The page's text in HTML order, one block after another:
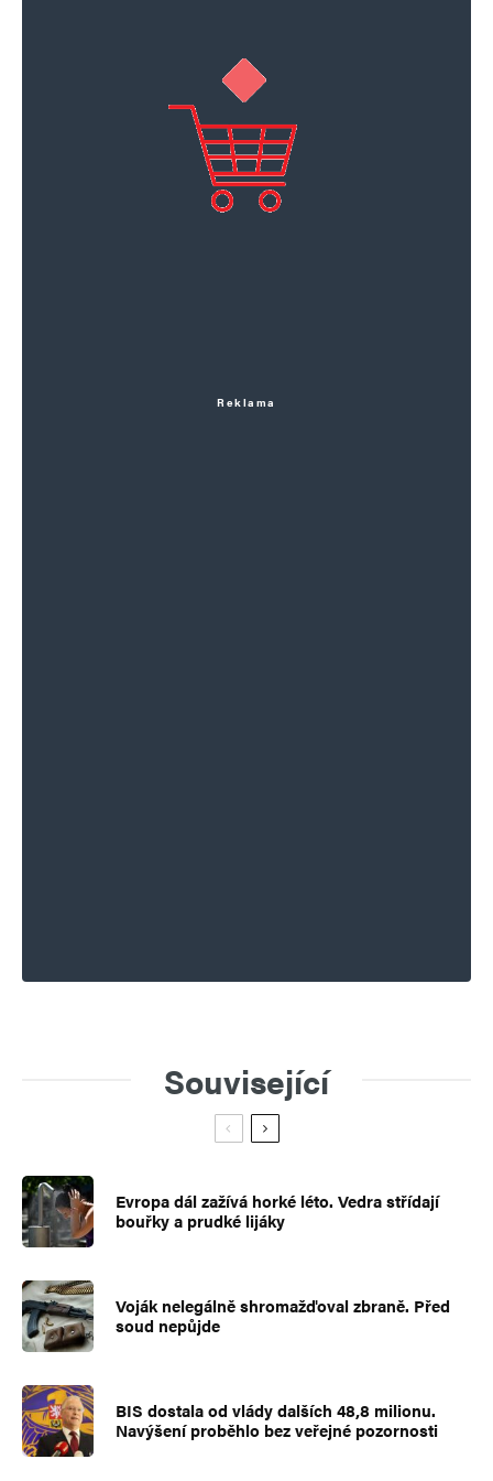
Reklama
Související
Evropa dál zažívá horké léto. Vedra střídají
bouřky a prudké lijáky
Voják nelegálně shromažďoval zbraně. Před
soud nepůjde
BIS dostala od vlády dalších 48,8 milionu.
Navýšení proběhlo bez veřejné pozornosti